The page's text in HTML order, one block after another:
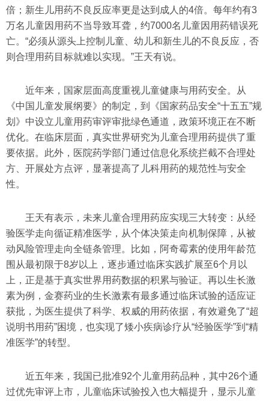
倍；新生儿用药不良反应率更是达到成人的4倍。每年约有3
万名儿童因用药不当导致耳聋，约7000名儿童因用药错误死
亡。“必须从源头上控制儿童、幼儿和新生儿的不良反应，否
则合理用药目标就难以实现。”王天有说。
近年来，国家层面高度重视儿童健康与用药安全。从
《中国儿童发展纲要》的制定，到《国家药品安全“十五五”规
划》中设立儿童用药审评审批绿色通道，政策环境正在不断
优化。在临床层面，真实世界研究为儿童合理用药提供了重
要依据。此外，医院药学部门通过信息化系统拦截不合理处
方、开展处方点评，显著提高了儿科用药的规范性与安全
性。
王天有表示，未来儿童合理用药应实现三大转变：从经
验医学走向循证精准医学，从个体决策走向机制保障，从被
动风险管理走向全链条管理。比如，阿奇霉素的使用年龄范
围从最初限于8岁以上，逐步通过临床实践扩展至6个月以
上，正是基于真实世界用药数据的积累与验证。再以生长激
素为例，金赛药业的生长激素有最多通过临床试验的适应证
获批，为医生提供了科学、权威的用药依据，有效避免了“超
说明书用药”困境，也实现了矮小疾病诊疗从“经验医学”到“精
准医学”的转型。
近五年来，我国已批准92个儿童用药品种，其中26个通
过优先审评上市，儿童临床试验投入也大幅提升，显示儿童